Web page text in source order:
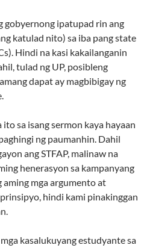
gobyernong ipatupad rin ang
katulad nito) sa iba pang state
Hindi na kasi kakailanganin
tulad ng UP, posibleng
dapat ay magbibigay ng
sa isang sermon kaya hayaan
ng paumanhin. Dahil
ang STFAP, malinaw na
henerasyon sa kampanyang
aming mga argumento at
hindi kami pinakinggan
kasalukuyang estudyante sa